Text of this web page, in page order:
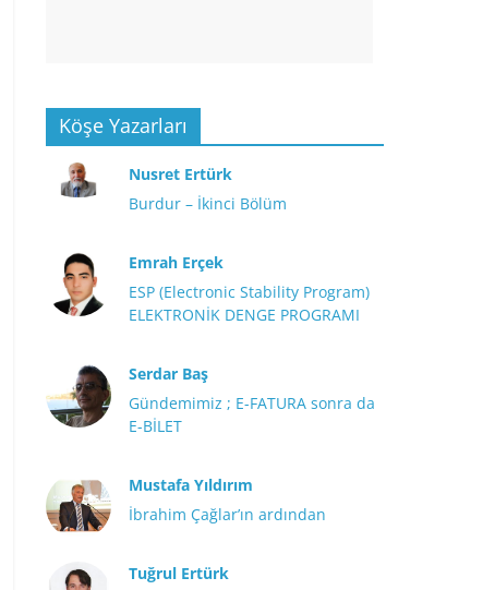
Köşe Yazarları
Nusret Ertürk
Burdur – İkinci Bölüm
Emrah Erçek
ESP (Electronic Stability Program)
ELEKTRONİK DENGE PROGRAMI
Serdar Baş
Gündemimiz ; E-FATURA sonra da
E-BİLET
Mustafa Yıldırım
İbrahim Çağlar’ın ardından
Tuğrul Ertürk